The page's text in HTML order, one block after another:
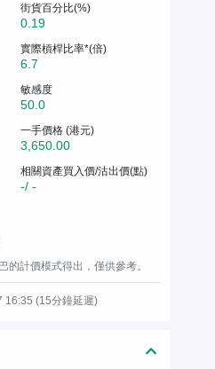
街貨百分比(%)
0.19
實際槓桿比率*(倍)
6.7
敏感度
50.0
一手價格 (港元)
3,650.00
相關資產買入價/沽出價(點)
-/ -
的計價模式得出，僅供參考。
16:35 (15分鐘延遲)